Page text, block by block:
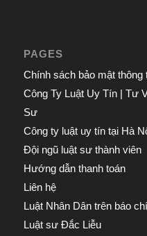
PAGES
Chính sách bảo mật thông
Công Ty Luật Uy Tín | Tư
Sư
Công ty luật uy tín tại Hà
Đội ngũ luật sư thành viên
Hướng dẫn thanh toán
Liên hệ
Luật Nhân Dân trên báo
Luật sư Đắc Liễu